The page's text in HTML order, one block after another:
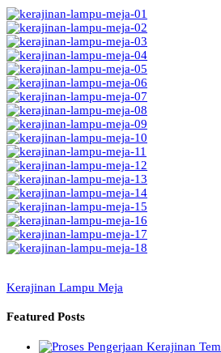
Kerajinan Lampu Meja
Featured Posts